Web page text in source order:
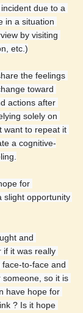
due to a
in a situation
by visiting
etc.)
the feelings
toward
actions after
solely on
want to repeat it
a cognitive-
for
slight opportunity
and
if it was really
to-face and
someone, so it is
have hope for
? Is it hope